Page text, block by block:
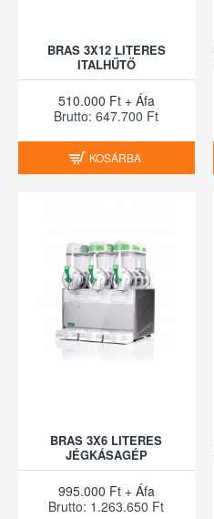
BRAS 3X12 LITERES
ITALHŰTŐ
510.000 Ft + Áfa
Brutto: 647.700 Ft
KOSÁRBA
BRAS 3X6 LITERES
JÉGKÁSAGÉP
995.000 Ft + Áfa
Brutto: 1.263.650 Ft